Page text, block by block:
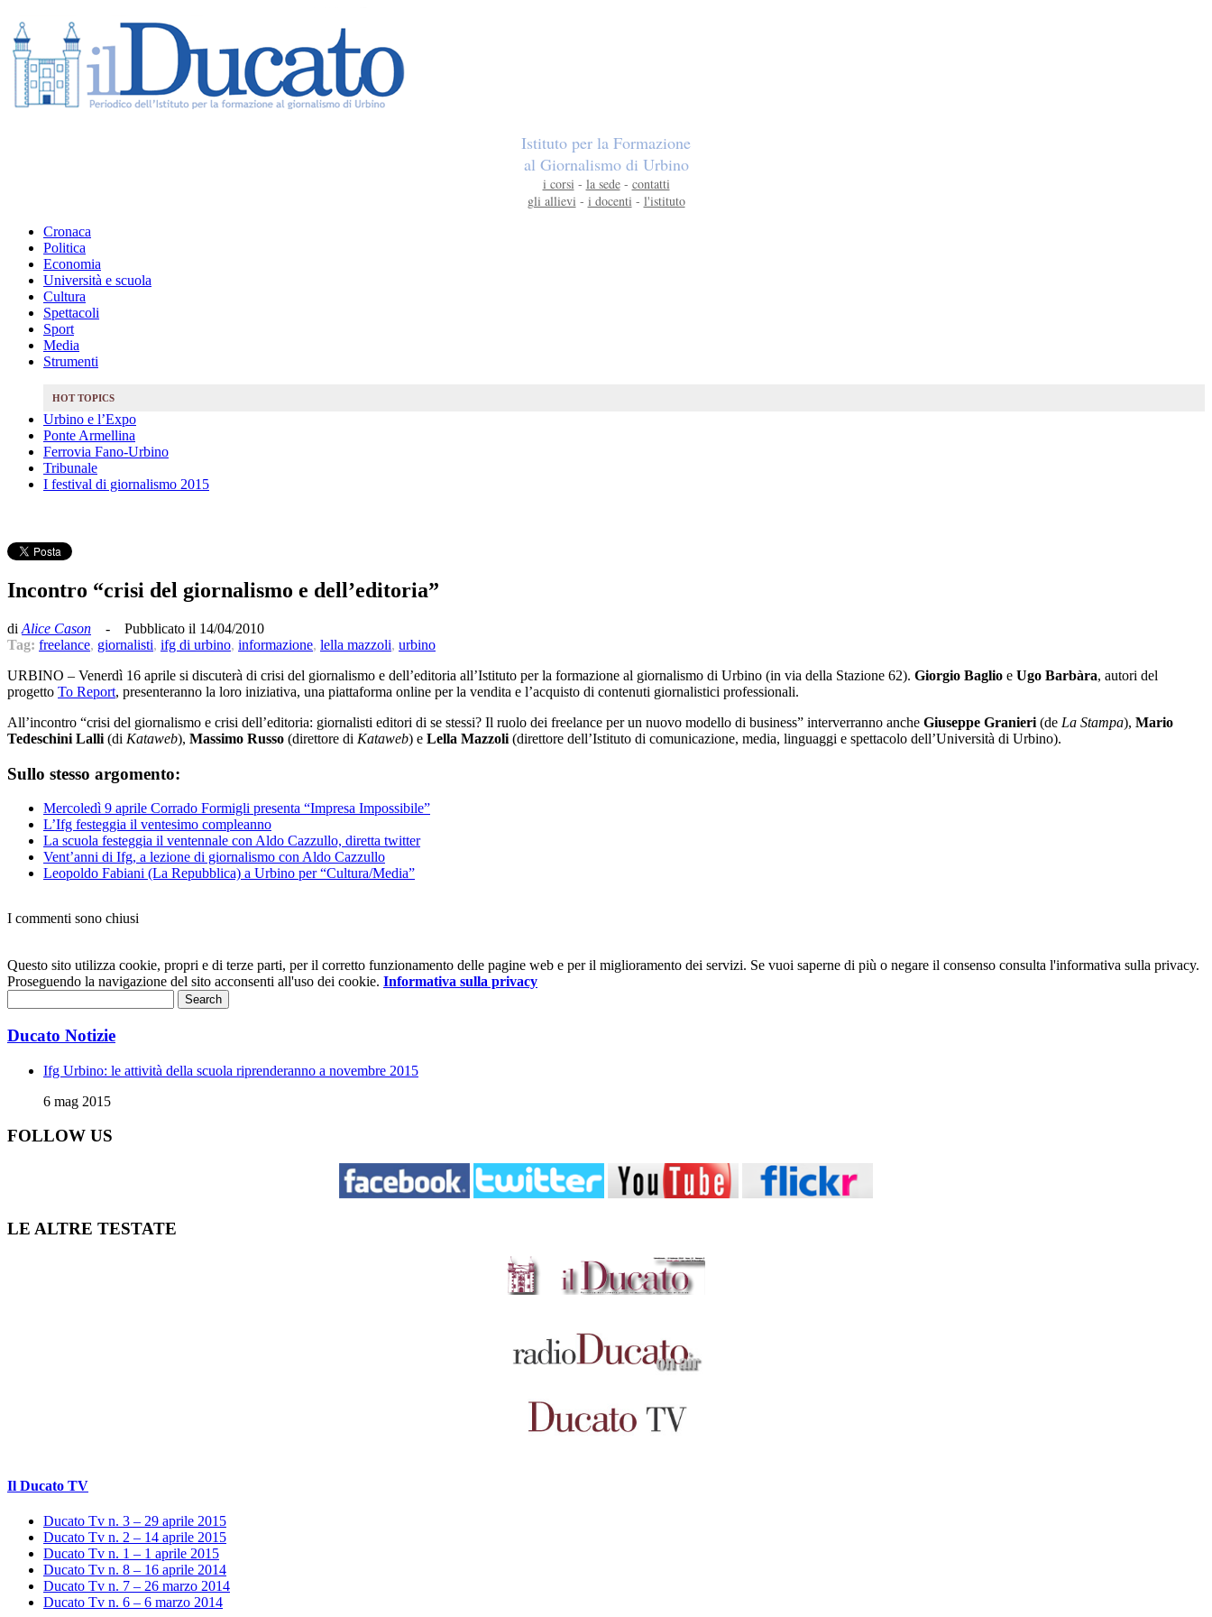
Istituto per la Formazione
al Giornalismo di Urbino
i corsi - la sede- contatti
gli allievi - i docenti - l'istituto
Cronaca
Politica
Economia
Università e scuola
Cultura
Spettacoli
Sport
Media
Strumenti
HOT TOPICS
Urbino e l’Expo
Ponte Armellina
Ferrovia Fano-Urbino
Tribunale
I festival di giornalismo 2015
Incontro “crisi del giornalismo e dell’editoria”
di Alice Cason - Pubblicato il 14/04/2010
Tag: freelance, giornalisti, ifg di urbino, informazione, lella mazzoli, urbino
URBINO – Venerdì 16 aprile si discuterà di crisi del giornalismo e dell’editoria all’Istituto per la formazione al giornalismo di Urbino (in via della Stazione 62). Giorgio Baglio e Ugo Barbàra, autori del
progetto To Report, presenteranno la loro iniziativa, una piattaforma online per la vendita e l’acquisto di contenuti giornalistici professionali.
All’incontro “crisi del giornalismo e crisi dell’editoria: giornalisti editori di se stessi? Il ruolo dei freelance per un nuovo modello di business” interverranno anche Giuseppe Granieri (de La Stampa), Mario
Tedeschini Lalli (di Kataweb), Massimo Russo (direttore di Kataweb) e Lella Mazzoli (direttore dell’Istituto di comunicazione, media, linguaggi e spettacolo dell’Università di Urbino).
Sullo stesso argomento:
Mercoledì 9 aprile Corrado Formigli presenta “Impresa Impossibile”
L’Ifg festeggia il ventesimo compleanno
La scuola festeggia il ventennale con Aldo Cazzullo, diretta twitter
Vent’anni di Ifg, a lezione di giornalismo con Aldo Cazzullo
Leopoldo Fabiani (La Repubblica) a Urbino per “Cultura/Media”
I commenti sono chiusi
Questo sito utilizza cookie, propri e di terze parti, per il corretto funzionamento delle pagine web e per il miglioramento dei servizi. Se vuoi saperne di più o negare il consenso consulta l'informativa sulla privacy.
Proseguendo la navigazione del sito acconsenti all'uso dei cookie. Informativa sulla privacy
Ducato Notizie
Ifg Urbino: le attività della scuola riprenderanno a novembre 2015
6 mag 2015
FOLLOW US
LE ALTRE TESTATE
Il Ducato TV
Ducato Tv n. 3 – 29 aprile 2015
Ducato Tv n. 2 – 14 aprile 2015
Ducato Tv n. 1 – 1 aprile 2015
Ducato Tv n. 8 – 16 aprile 2014
Ducato Tv n. 7 – 26 marzo 2014
Ducato Tv n. 6 – 6 marzo 2014